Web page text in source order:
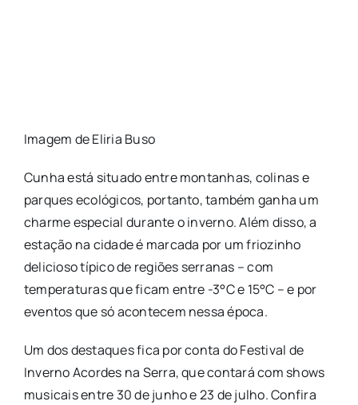
Imagem de Eliria Buso
Cunha está situado entre montanhas, colinas e
parques ecológicos, portanto, também ganha um
charme especial durante o inverno. Além disso, a
estação na cidade é marcada por um friozinho
delicioso típico de regiões serranas – com
temperaturas que ficam entre -3°C e 15°C – e por
eventos que só acontecem nessa época.
Um dos destaques fica por conta do Festival de
Inverno Acordes na Serra, que contará com shows
musicais entre 30 de junho e 23 de julho. Confira